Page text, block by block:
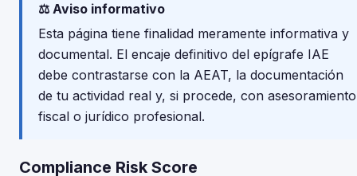
⚖️ Aviso informativo
Esta página tiene finalidad meramente informativa y
documental. El encaje definitivo del epígrafe IAE
debe contrastarse con la AEAT, la documentación
de tu actividad real y, si procede, con asesoramiento
fiscal o jurídico profesional.
Compliance Risk Score